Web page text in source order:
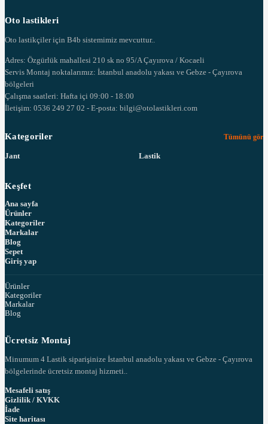
Oto lastikleri
Oto lastikçiler için B4b sistemimiz mevcuttur..
Adres: Özgürlük mahallesi 210 sk no 95/A Çayırova / Kocaeli
Servis Montaj noktalarımız: İstanbul anadolu yakası ve Gebze - Çayırova
bölgeleri
Çalışma saatleri: Hafta içi 09:00 - 18:00
İletişim: 0536 249 27 02 - E-posta: bilgi@otolastikleri.com
Kategoriler Tümünü gör
Jant Lastik
Keşfet
Ana sayfa
Ürünler
Kategoriler
Markalar
Blog
Sepet
Giriş yap
Ürünler
Kategoriler
Markalar
Blog
Ücretsiz Montaj
Minumum 4 Lastik siparişinize İstanbul anadolu yakası ve Gebze - Çayırova
bölgelerinde ücretsiz montaj hizmeti..
Mesafeli satış
Gizlilik / KVKK
İade
Site haritası